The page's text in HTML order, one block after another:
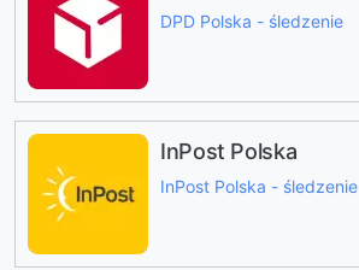
DPD Polska - śledzenie
InPost Polska
InPost Polska - śledzenie